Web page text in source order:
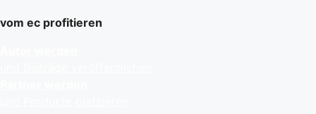
vom ec profitieren